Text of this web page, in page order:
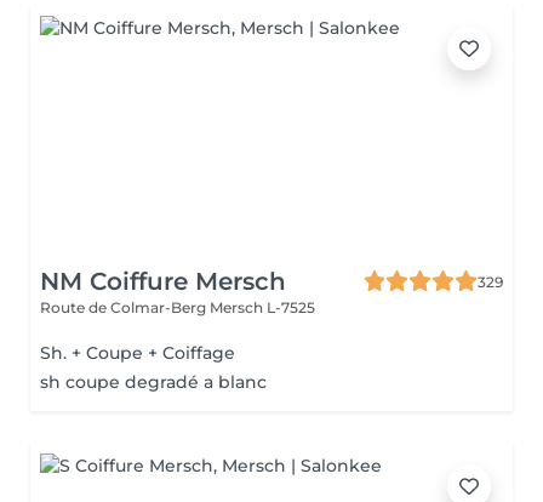
NM Coiffure Mersch
329
Route de Colmar-Berg Mersch L-7525
Sh. + Coupe + Coiffage
sh coupe degradé a blanc